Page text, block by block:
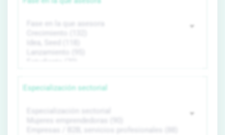
Especialización sectorial